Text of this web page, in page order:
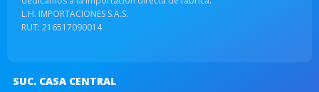
L.H. IMPORTACIONES S.A.S.
RUT: 216517090014
SUC. CASA CENTRAL